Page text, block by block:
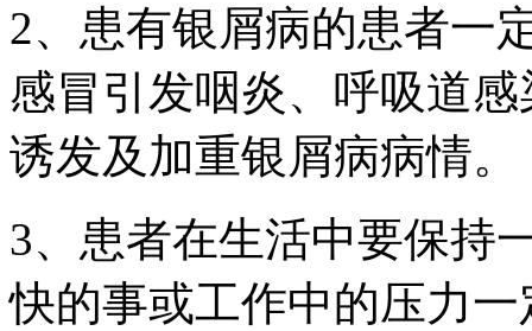
2、患有银屑病的患者一
感冒引发咽炎、呼吸道
诱发及加重银屑病病情。
3、患者在生活中要保持
快的事或工作中的压力